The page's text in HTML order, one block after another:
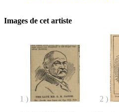
Images de cet artiste
1 ) 2 )